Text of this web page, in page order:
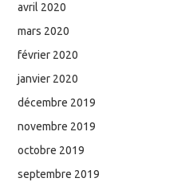
avril 2020
mars 2020
février 2020
janvier 2020
décembre 2019
novembre 2019
octobre 2019
septembre 2019